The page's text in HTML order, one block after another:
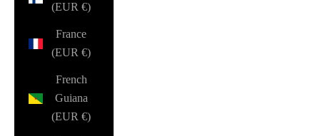
(EUR €)
France
(EUR €)
French
Guiana
(EUR €)